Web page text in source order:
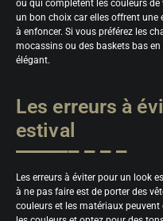
ou qui complètent les couleurs
un bon choix car elles offrent une
à enfoncer. Si vous préférez les
mocassins ou des baskets bas
élégant.
Les erreurs à
estival
Les erreurs à éviter pour un look
à ne pas faire est de porter des
couleurs et les matériaux